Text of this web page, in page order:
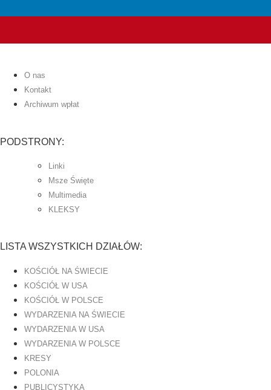
O nas
Kontakt
Archiwum wpłat
PODSTRONY:
Linki
Msze Święte
Multimedia
KLEKSY
LISTA WSZYSTKICH DZIAŁÓW:
KOŚCIÓŁ NA ŚWIECIE
KOŚCIÓŁ W USA
KOŚCIÓŁ W POLSCE
WYDARZENIA NA ŚWIECIE
WYDARZENIA W USA
WYDARZENIA W POLSCE
KRESY
POLONIA
PUBLICYSTYKA